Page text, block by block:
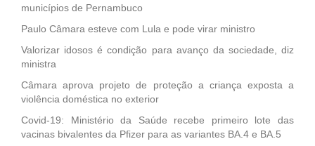
municípios de Pernambuco
Paulo Câmara esteve com Lula e pode virar ministro
Valorizar idosos é condição para avanço da sociedade, diz
ministra
Câmara aprova projeto de proteção a criança exposta a
violência doméstica no exterior
Covid-19: Ministério da Saúde recebe primeiro lote das
vacinas bivalentes da Pfizer para as variantes BA.4 e BA.5